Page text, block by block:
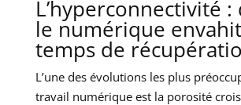
L’hyperconnectivité :
le numérique
temps de
L’une des évolutions les plus
travail numérique est la porosité